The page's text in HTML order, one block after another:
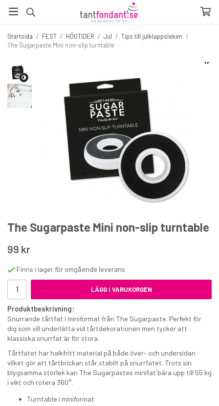
Startsida / FEST / HÖGTIDER / Jul / Tips till julklappsleken /
The Sugarpaste Mini non-slip turntable
65 kr
KÖP
☓
The Sugarpaste Mini non-slip turntable
99 kr
Finns i lager för omgående leverans
LÄGG I VARUKORGEN
Produktbeskrivning:
Snurrande tårtfat i miniformat från The Sugarpaste. Perfekt för
dig som vill underlätta vid tårtdekorationen men tycker att
klassiska snurrfat är för stora.
Tårtfatet har halkfritt material på både över- och undersidan
vilket gör att tårtbrickan står stabilt på snurrfatet. Trots sin
blygsamma storlek kan The Sugarpastes minifat bära upp till 55 kg
i vikt och rotera 360°.
Turntable i miniformat